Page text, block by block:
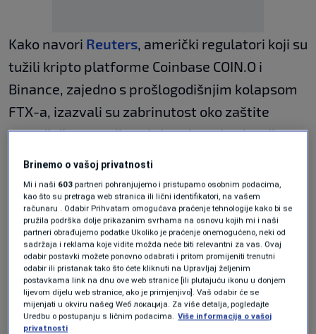
Kako navori Reuters, američki regulatori koji su
tužili kripto platforme Coinbase COIN.O i
Binance, zajedno s prošlogodišnjim kolapsom
FTX-a, izazvali su zabrinutost oko zaštite
potrošača vezanih za kripto imovinu kao što su
bitcoin i Ether.
BEUC je u svojoj žalbi podnesenoj u četvrtak
naveo da je širenje obmanjujućih reklama za
kriptovalute na platformama društvenih
medija nepoštena komercijalna praksa jer
izlaže potrošače ozbiljnoj šteti kao što je
gubitak značajnih količina novca.
Brinemo o vašoj privatnosti
Mi i naši 603 partneri pohranjujemo i pristupamo osobnim podacima,
kao što su pretraga web stranica ili lični identifikatori, na vašem
računaru . Odabir Prihvatam omogućava praćenje tehnologije kako bi se
pružila podrška dolje prikazanim svrhama na osnovu kojih mi i naši
partneri obrađujemo podatke Ukoliko je praćenje onemogućeno, neki od
sadržaja i reklama koje vidite možda neće biti relevantni za vas. Ovaj
odabir postavki možete ponovno odabrati i pritom promijeniti trenutni
odabir ili pristanak tako što ćete kliknuti na Upravljaj željenim
postavkama link na dnu ove web stranice [ili plutajuću ikonu u donjem
lijevom dijelu web stranice, ako je primjenjivo]. Vaš odabir će se
mijenjati u okviru našeg Wеб локација. Za više detalja, pogledajte
Uredbu o postupanju s ličnim podacima. Više informacija o vašoj
privatnosti